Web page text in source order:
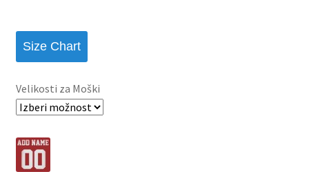
Size Chart
Velikosti za Moški